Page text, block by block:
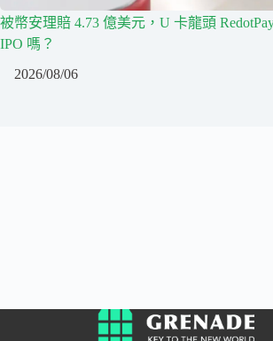
被幣安理賠 4.73 億美元，U 卡龍頭
IPO 嗎？
2026/08/06